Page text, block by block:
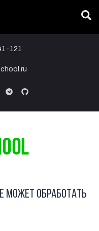
121
может обработать